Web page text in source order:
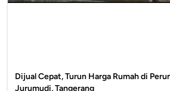
Dijual Cepat, Turun Harga Rumah di
Jurumudi, Tangerang